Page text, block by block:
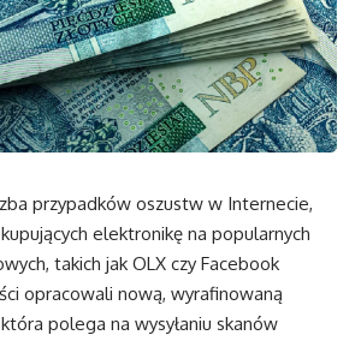
przypadków oszustw w Internecie,
elektronikę na popularnych
takich jak OLX czy Facebook
opracowali nową, wyrafinowaną
polega na wysyłaniu skanów